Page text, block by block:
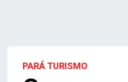
PARÁ TURISMO